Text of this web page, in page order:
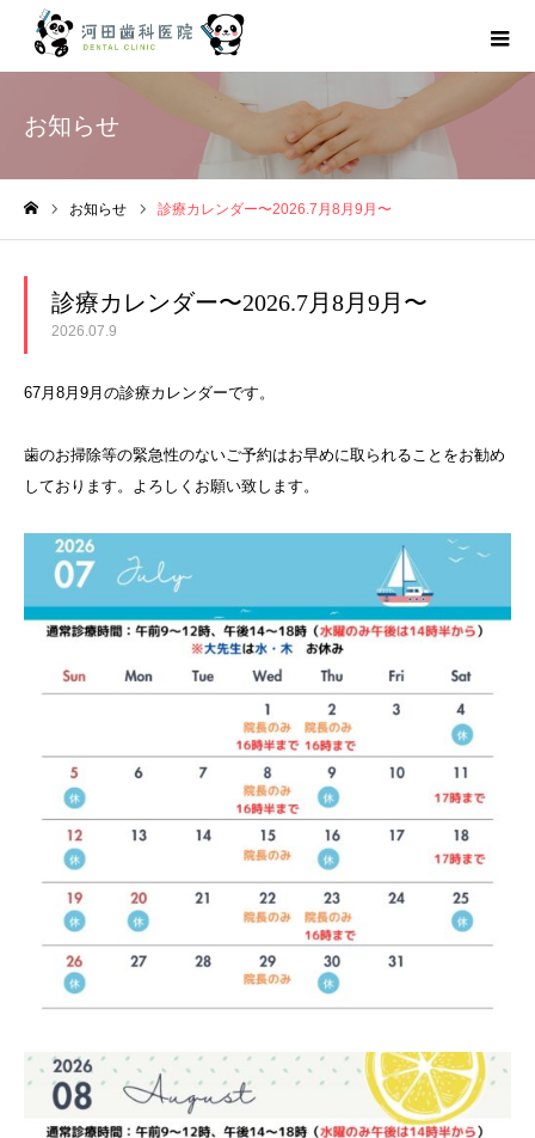
お知らせ
お知らせ 診療カレンダー〜2026.7月8月9月〜
診療カレンダー〜2026.7月8月9月〜
2026.07.9
67月8月9月の診療カレンダーです。
歯のお掃除等の緊急性のないご予約はお早めに取られることをお勧め
しております。よろしくお願い致します。